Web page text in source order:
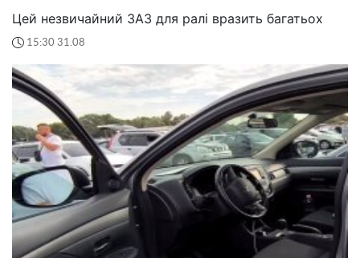
Цей незвичайний ЗАЗ для ралі вразить багатьох
15:30 31.08